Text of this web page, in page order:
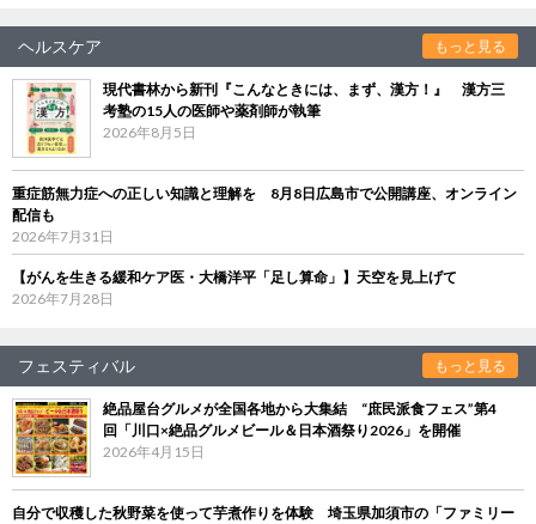
ヘルスケア もっと見る
現代書林から新刊『こんなときには、まず、漢方！』 漢方三
考塾の15人の医師や薬剤師が執筆
2026年8月5日
重症筋無力症への正しい知識と理解を 8月8日広島市で公開講座、オンライン
配信も
2026年7月31日
【がんを生きる緩和ケア医・大橋洋平「足し算命」】天空を見上げて
2026年7月28日
フェスティバル もっと見る
絶品屋台グルメが全国各地から大集結 “庶民派食フェス”第4
回「川口×絶品グルメビール＆日本酒祭り2026」を開催
2026年4月15日
自分で収穫した秋野菜を使って芋煮作りを体験 埼玉県加須市の「ファミリー